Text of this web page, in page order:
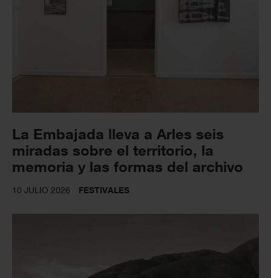
La Embajada lleva a Arles seis
miradas sobre el territorio, la
memoria y las formas del archivo
10 JULIO 2026 FESTIVALES